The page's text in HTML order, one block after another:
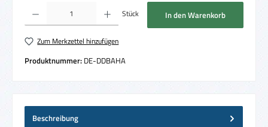
Produkt Anzahl: Gib den gewünschten Wert ein oder benutze die Schaltflächen um
Stück In den Warenkorb
Zum Merkzettel hinzufügen
Produktnummer: DE-DDBAHA
Beschreibung